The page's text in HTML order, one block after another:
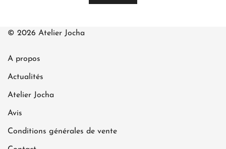
© 2026 Atelier Jocha
A propos
Actualités
Atelier Jocha
Avis
Conditions générales de vente